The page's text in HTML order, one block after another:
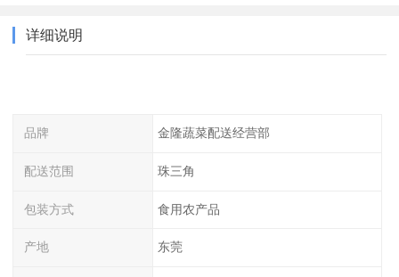
详细说明
品牌 金隆蔬菜配送经营部
配送范围 珠三角
包装方式 食用农产品
产地 东莞